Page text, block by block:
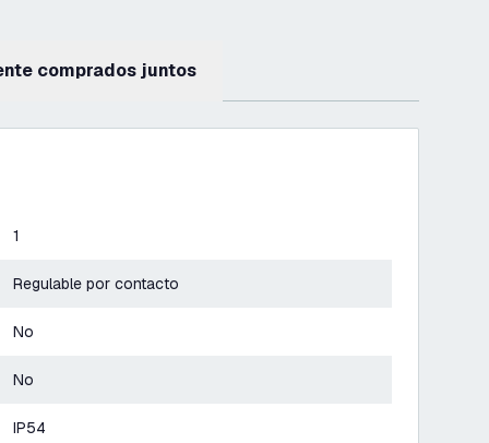
comprados juntos
1
Regulable por contacto
No
No
IP54